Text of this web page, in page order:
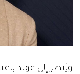
ويُنظر إلى غولد